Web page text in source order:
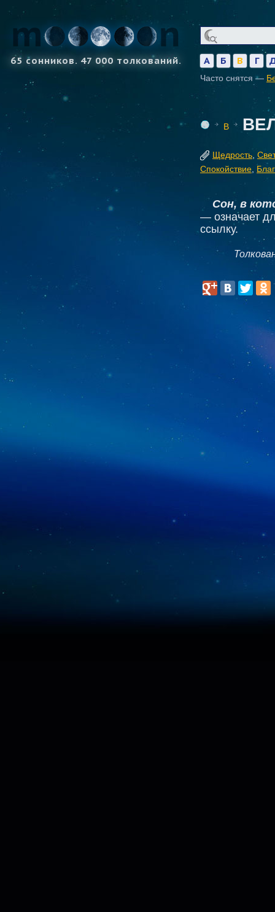
65 сонников. 47 000 толкований. А Б В Г
Часто снятся —
В
Щедрость Свет
Спокойствие
Сон, в
— означает
ссылку.